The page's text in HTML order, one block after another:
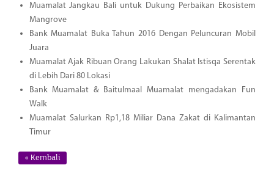
Muamalat Jangkau Bali untuk Dukung Perbaikan Ekosistem
Mangrove
Bank Muamalat Buka Tahun 2016 Dengan Peluncuran Mobil
Juara
Muamalat Ajak Ribuan Orang Lakukan Shalat Istisqa Serentak
di Lebih Dari 80 Lokasi
Bank Muamalat & Baitulmaal Muamalat mengadakan Fun
Walk
Muamalat Salurkan Rp1,18 Miliar Dana Zakat di Kalimantan
Timur
« Kembali